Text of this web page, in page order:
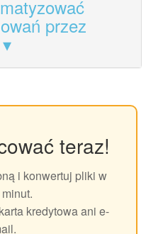
przez
teraz!
i konwertuj pliki w
kredytowa ani e-